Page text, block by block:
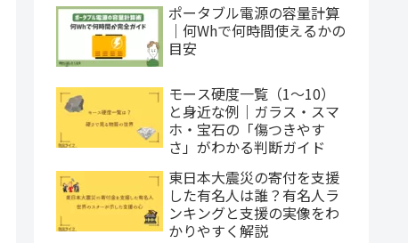
ポータブル電源の容量計算
｜何Whで何時間使えるかの
目安
モース硬度一覧（1〜10）
と身近な例｜ガラス・スマ
ホ・宝石の「傷つきやす
さ」がわかる判断ガイド
東日本大震災の寄付を支援
した有名人は誰？有名人ラ
ンキングと支援の実像をわ
かりやすく解説